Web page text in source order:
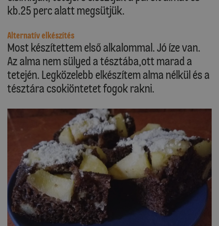
kb.25 perc alatt megsütjük.
Alternatív elkészítés
Most készítettem első alkalommal. Jó íze van.
Az alma nem sülyed a tésztába,ott marad a
tetején. Legközelebb elkészítem alma nélkül és a
tésztára csokiöntetet fogok rakni.